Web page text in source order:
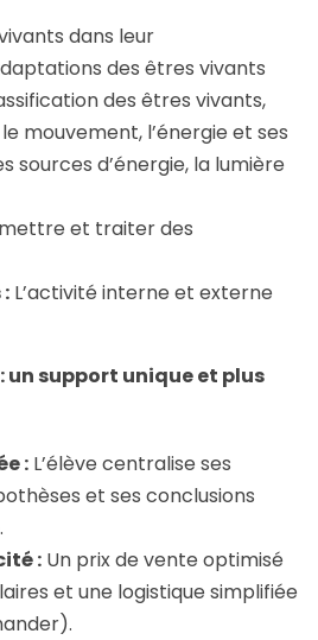
dans leur
des êtres vivants
des êtres vivants,
le mouvement, l’énergie et ses
sources d’énergie, la lumière
et traiter des
L’activité interne et externe
un support unique et plus
: L’élève centralise ses
et ses conclusions
: Un prix de vente optimisé
et une logistique simplifiée